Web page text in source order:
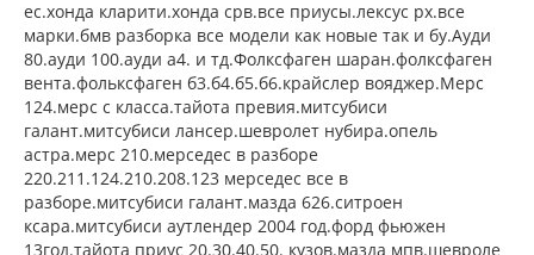
ес.хонда кларити.хонда срв.все приусы.лексус рх.все
марки.бмв разборка все модели как новые так и бу.Ауди
80.ауди 100.ауди а4. и тд.Фолксфаген шаран.фолксфаген
вента.фольксфаген б3.б4.б5.б6.крайслер вояджер.Мерс
124.мерс с класса.тайота превия.митсубиси
галант.митсубиси лансер.шевролет нубира.опель
астра.мерс 210.мерседес в разборе
220.211.124.210.208.123 мерседес все в
разборе.митсубиси галант.мазда 626.ситроен
ксара.митсубиси аутлендер 2004 год.форд фьюжен
13год.тайота приус 20.30.40.50. кузов.мазда мпв.шевроле